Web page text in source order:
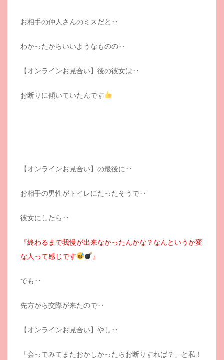
お相手の仲人さんのミスだと‥
わかったからいいようなものの‥
【オンラインお見合い】後の彼女は‥
お断りに傾いていたんです
【オンラインお見合い】の最後に‥
お相手の男性がトイレにたったそうで‥
彼女にしたら‥
『終わるまで我慢が出来なかったんかな？なんというか変
な人って感じです
』
でも‥
先方から交際が来たので‥
【オンラインお見合い】やし‥
「会ってみてまたおかしかったらお断りすれば？」と私！